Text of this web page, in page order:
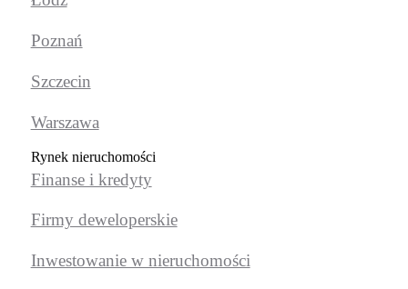
Poznań
Szczecin
Warszawa
Rynek nieruchomości
Finanse i kredyty
Firmy deweloperskie
Inwestowanie w nieruchomości